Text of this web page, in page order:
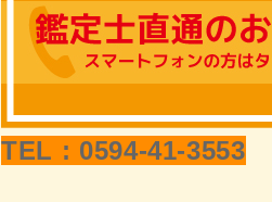
TEL : 0594-41-3553